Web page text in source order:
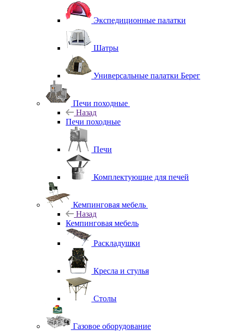
Экспедиционные палатки
Шатры
Универсальные палатки Берег
Печи походные
Назад
Печи походные
Печи
Комплектующие для печей
Кемпинговая мебель
Назад
Кемпинговая мебель
Раскладушки
Кресла и стулья
Столы
Газовое оборудование